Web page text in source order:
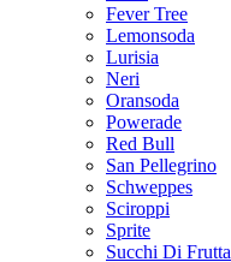
Fever Tree
Lemonsoda
Lurisia
Neri
Oransoda
Powerade
Red Bull
San Pellegrino
Schweppes
Sciroppi
Sprite
Succhi Di Frutta